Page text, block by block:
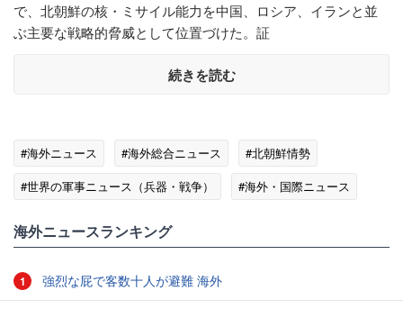
で、北朝鮮の核・ミサイル能力を中国、ロシア、イランと並
ぶ主要な戦略的脅威として位置づけた。証
続きを読む
#海外ニュース #海外総合ニュース
#北朝鮮情勢
#世界の軍事ニュース（兵器・戦争）
#海外・国際ニュース
海外ニュースランキング
1 強烈な屁で客数十人が避難 海外